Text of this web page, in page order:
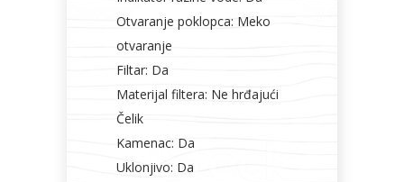
Otvaranje poklopca: Meko
otvaranje
Filtar: Da
Materijal filtera: Ne hrđajući
Čelik
Kamenac: Da
Uklonjivo: Da